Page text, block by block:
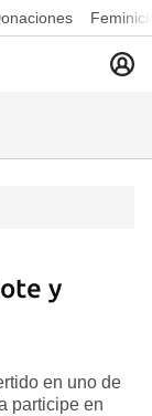
y
en uno de
participe en